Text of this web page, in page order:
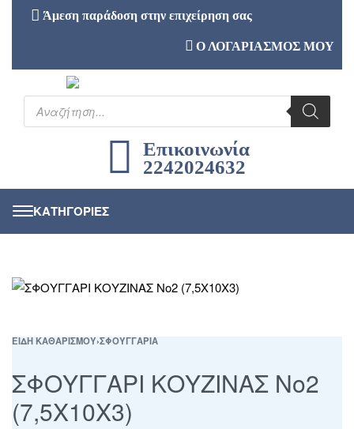
Άμεση παράδοση στην επιχείρηση σας
Ο ΛΟΓΑΡΙΑΣΜΟΣ ΜΟΥ
Επικοινωνία
2242024632
ΕΙΔΗ ΚΑΘΑΡΙΣΜΟΥ›ΣΦΟΥΓΓΑΡΙΑ
ΣΦΟΥΓΓΑΡΙ ΚΟΥΖΙΝΑΣ Νο2
(7,5X10X3)